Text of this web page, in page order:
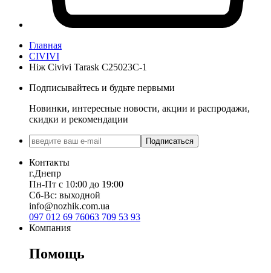
Главная
CIVIVI
Ніж Civivi Tarask C25023C-1
Подписывайтесь и будьте первыми
Новинки, интересные новости, акции и распродажи,
скидки и рекомендации
Подписаться
Контакты
г.Днепр
Пн-Пт с 10:00 до 19:00
Сб-Вс: выходной
info@nozhik.com.ua
097 012 69 76063 709 53 93
Компания
Помощь